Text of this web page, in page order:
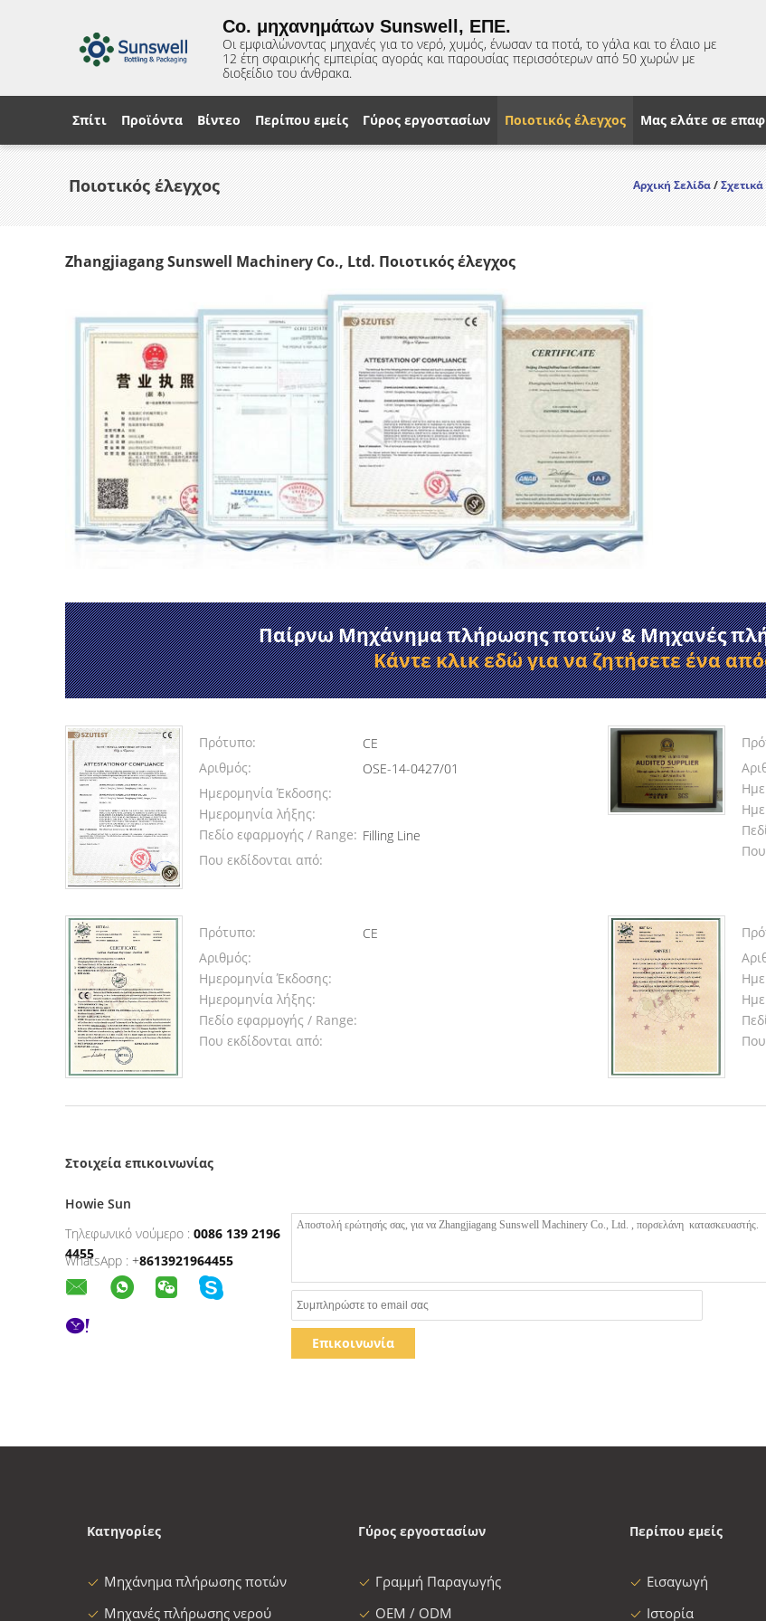
Co. μηχανημάτων Sunswell, ΕΠΕ.
Οι εμφιαλώνοντας μηχανές για το νερό, χυμός, ένωσαν τα ποτά, το γάλα και το έλαιο με
12 έτη σφαιρικής εμπειρίας αγοράς και παρουσίας περισσότερων από 50 χωρών με
διοξείδιο του άνθρακα.
Σπίτι Προϊόντα Βίντεο Περίπου εμείς Γύρος εργοστασίων Ποιοτικός έλεγχος Μας ελάτε σε
Ποιοτικός έλεγχος Αρχική Σελίδα/
Zhangjiagang Sunswell Machinery Co., Ltd. Ποιοτικός έλεγχος
Παίρνω Μηχάνημα πλήρωσης ποτών & Μηχανές
Κάντε κλικ εδώ για να ζητήσετε ένα
Πρότυπο:
CE
Αριθμός:
OSE-14-0427/01
Ημερομηνία Έκδοσης:
Ημερομηνία λήξης:
Πεδίο εφαρμογής / Range: Filling Line
Που εκδίδονται από:
Πρότυπο:
CE
Αριθμός:
Ημερομηνία Έκδοσης:
Ημερομηνία λήξης:
Πεδίο εφαρμογής / Range:
Που εκδίδονται από:
Στοιχεία επικοινωνίας
Howie Sun
Τηλεφωνικό νούμερο : 0086 139 2196
4455
WhatsApp : +8613921964455
Επικοινωνία
Κατηγορίες
Μηχάνημα πλήρωσης ποτών
Μηχανές πλήρωσης νερού
Γύρος εργοστασίων
Γραμμή Παραγωγής
OEM / ODM
Περίπου εμείς
Εισαγωγή
Ιστορία